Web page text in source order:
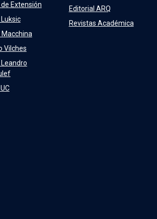
Extensión
Macchina
Vilches
Editorial ARQ
Revistas Académica